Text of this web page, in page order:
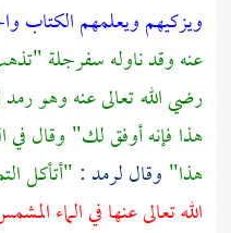
ويزكيهم ويعلمهم الكتاب
عنه وقد ناوله سفرجلة
رضي الله تعالى عنه وهو
هذا فإنه أوفق لك" وقال في
هذا" وقال لرمد : "أتأكل
الله تعالى عنها في الماء